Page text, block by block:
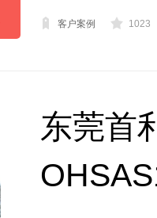
客户案例 1023
东莞首